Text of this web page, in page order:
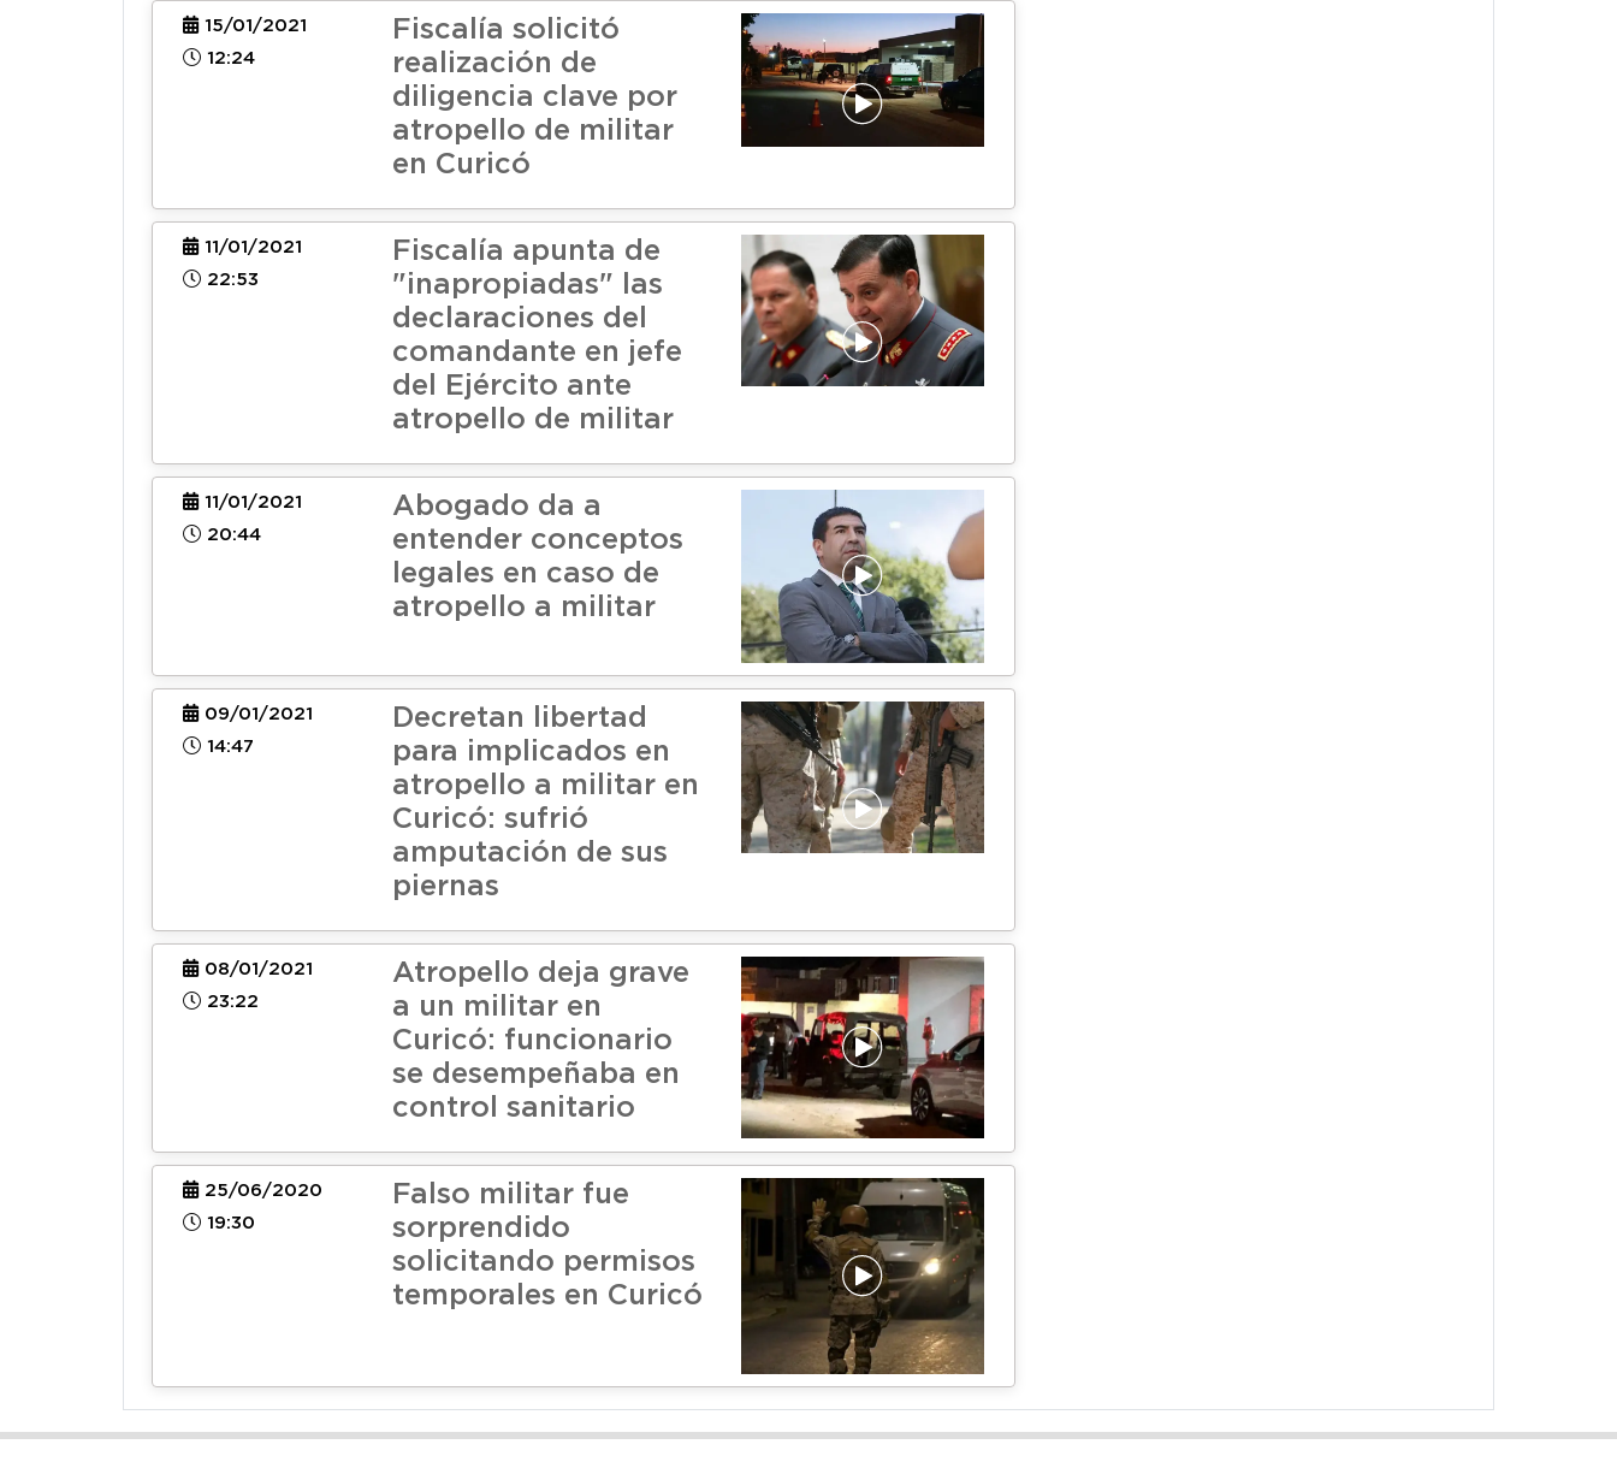
15/01/2021
12:24
Fiscalía solicitó
realización de
diligencia clave por
atropello de militar
en Curicó
11/01/2021
22:53
Fiscalía apunta de
"inapropiadas" las
declaraciones del
comandante en jefe
del Ejército ante
atropello de militar
11/01/2021
20:44
Abogado da a
entender conceptos
legales en caso de
atropello a militar
09/01/2021
14:47
Decretan libertad
para implicados en
atropello a militar en
Curicó: sufrió
amputación de sus
piernas
08/01/2021
23:22
Atropello deja grave
a un militar en
Curicó: funcionario
se desempeñaba en
control sanitario
25/06/2020
19:30
Falso militar fue
sorprendido
solicitando permisos
temporales en Curicó